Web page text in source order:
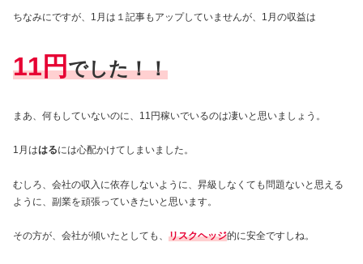
ちなみにですが、1月は１記事もアップしていませんが、1月の収益は
11円でした！！
まあ、何もしていないのに、11円稼いでいるのは凄いと思いましょう。
1月ははるには心配かけてしまいました。
むしろ、会社の収入に依存しないように、昇級しなくても問題ないと思える
ように、副業を頑張っていきたいと思います。
その方が、会社が傾いたとしても、 リスクヘッジ的に安全ですしね。